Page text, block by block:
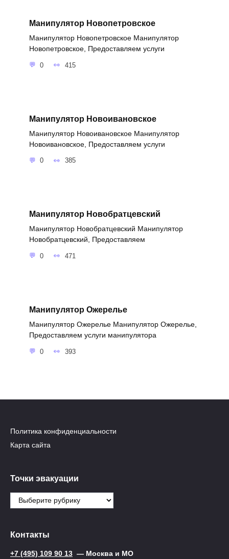
Манипулятор Новопетровское
Манипулятор Новопетровское Манипулятор
Новопетровское, Предоставляем услуги
0 415
Манипулятор Новоивановское
Манипулятор Новоивановское Манипулятор
Новоивановское, Предоставляем услуги
0 385
Манипулятор Новобратцевский
Манипулятор Новобратцевский Манипулятор
Новобратцевский, Предоставляем
0 471
Манипулятор Ожерелье
Манипулятор Ожерелье Манипулятор Ожерелье,
Предоставляем услуги манипулятора
0 393
Политика конфиденциальности
Карта сайта
Точки эвакуации
Точки
эвакуации
Контакты
+7 (495) 109 90 13 — Москва и МО